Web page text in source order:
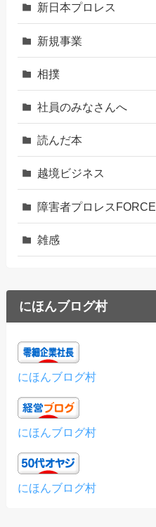
新日本プロレス
新規事業
相撲
社員のみなさんへ
読んだ本
越境ビジネス
障害者プロレスFORCE
雑感
にほんブログ村
にほんブログ村
にほんブログ村
にほんブログ村